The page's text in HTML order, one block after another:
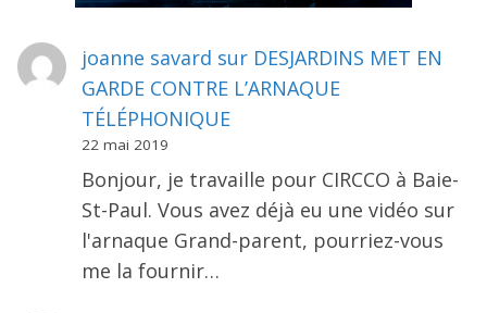
joanne savard sur DESJARDINS MET EN
GARDE CONTRE L’ARNAQUE
TÉLÉPHONIQUE
22 mai 2019
Bonjour, je travaille pour CIRCCO à Baie-
St-Paul. Vous avez déjà eu une vidéo sur
l'arnaque Grand-parent, pourriez-vous
me la fournir…